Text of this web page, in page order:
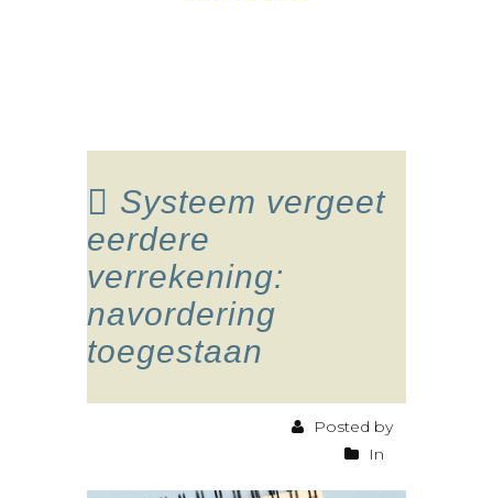
Systeem vergeet
eerdere
verrekening:
navordering
toegestaan
Posted by
In